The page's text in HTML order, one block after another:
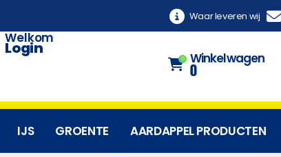
Waar leveren wij
Welkom
Login
0 Winkelwagen
0
IJS GROENTE AARDAPPEL PRODUCTEN